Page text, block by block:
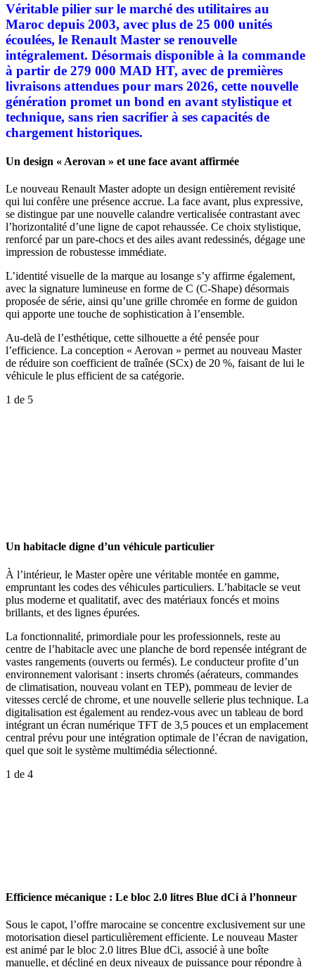
Véritable pilier sur le marché des utilitaires au
Maroc depuis 2003, avec plus de 25 000 unités
écoulées, le Renault Master se renouvelle
intégralement. Désormais disponible à la commande
à partir de 279 000 MAD HT, avec de premières
livraisons attendues pour mars 2026, cette nouvelle
génération promet un bond en avant stylistique et
technique, sans rien sacrifier à ses capacités de
chargement historiques.
Un design « Aerovan » et une face avant affirmée
Le nouveau Renault Master adopte un design entièrement revisité
qui lui confère une présence accrue. La face avant, plus expressive,
se distingue par une nouvelle calandre verticalisée contrastant avec
l’horizontalité d’une ligne de capot rehaussée. Ce choix stylistique,
renforcé par un pare-chocs et des ailes avant redessinés, dégage une
impression de robustesse immédiate.
L’identité visuelle de la marque au losange s’y affirme également,
avec la signature lumineuse en forme de C (C-Shape) désormais
proposée de série, ainsi qu’une grille chromée en forme de guidon
qui apporte une touche de sophistication à l’ensemble.
Au-delà de l’esthétique, cette silhouette a été pensée pour
l’efficience. La conception « Aerovan » permet au nouveau Master
de réduire son coefficient de traînée (SCx) de 20 %, faisant de lui le
véhicule le plus efficient de sa catégorie.
1 de 5
Un habitacle digne d’un véhicule particulier
À l’intérieur, le Master opère une véritable montée en gamme,
empruntant les codes des véhicules particuliers. L’habitacle se veut
plus moderne et qualitatif, avec des matériaux foncés et moins
brillants, et des lignes épurées.
La fonctionnalité, primordiale pour les professionnels, reste au
centre de l’habitacle avec une planche de bord repensée intégrant de
vastes rangements (ouverts ou fermés). Le conducteur profite d’un
environnement valorisant : inserts chromés (aérateurs, commandes
de climatisation, nouveau volant en TEP), pommeau de levier de
vitesses cerclé de chrome, et une nouvelle sellerie plus technique. La
digitalisation est également au rendez-vous avec un tableau de bord
intégrant un écran numérique TFT de 3,5 pouces et un emplacement
central prévu pour une intégration optimale de l’écran de navigation,
quel que soit le système multimédia sélectionné.
1 de 4
Efficience mécanique : Le bloc 2.0 litres Blue dCi à l’honneur
Sous le capot, l’offre marocaine se concentre exclusivement sur une
motorisation diesel particulièrement efficiente. Le nouveau Master
est animé par le bloc 2.0 litres Blue dCi, associé à une boîte
manuelle, et décliné en deux niveaux de puissance pour répondre à